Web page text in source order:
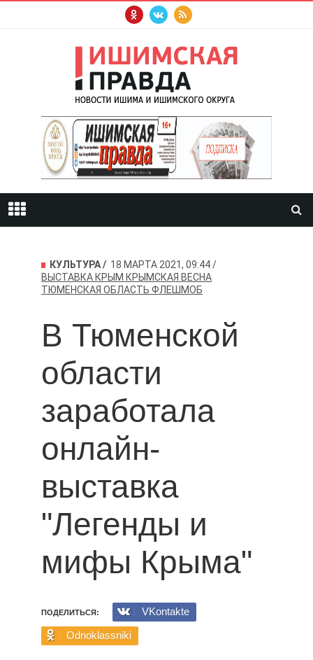
КУЛЬТУРА
18 МАРТА 2021, 09:44
ВЫСТАВКА КРЫМ КРЫМСКАЯ ВЕСНА
ТЮМЕНСКАЯ ОБЛАСТЬ ФЛЕШМОБ
В Тюменской
области
заработала
онлайн-
выставка
"Легенды и
мифы Крыма"
ПОДЕЛИТЬСЯ:
VKontakte
Odnoklassniki